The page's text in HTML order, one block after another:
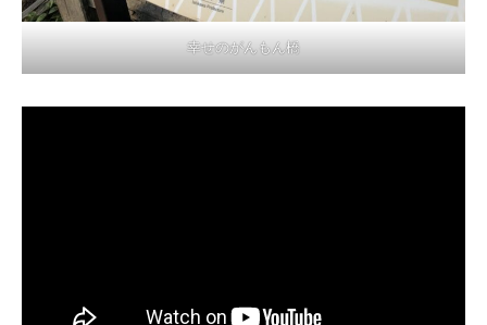
幸せのがんもん橋